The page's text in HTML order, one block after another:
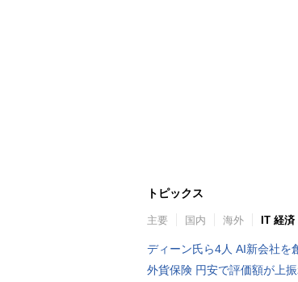
トピックス
主要 国内 海外 IT 経済
ディーン氏ら4人 AI新会社を
外貨保険 円安で評価額が上